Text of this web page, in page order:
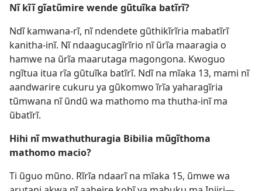
Nĩ kĩĩ gĩatũmire wende gũtuĩka batĩrĩ?
Ndĩ kamwana-rĩ, nĩ ndendete gũthikĩrĩria mabatĩrĩ
kanitha-inĩ. Nĩ ndaagucagĩrĩrio nĩ ũrĩa maaragia o
hamwe na ũrĩa maarutaga magongona. Kwoguo
ngĩtua itua rĩa gũtuĩka batĩrĩ. Ndĩ na mĩaka 13, mami nĩ
aandwarire cukuru ya gũkomwo ĩrĩa yaharagĩria
tũmwana nĩ ũndũ wa mathomo ma thutha-inĩ ma
ũbatĩrĩ.
Hihi nĩ mwathuthuragia Bibilia mũgĩthoma
mathomo macio?
Ti ũguo mũno. Rĩrĩa ndaarĩ na mĩaka 15, ũmwe wa